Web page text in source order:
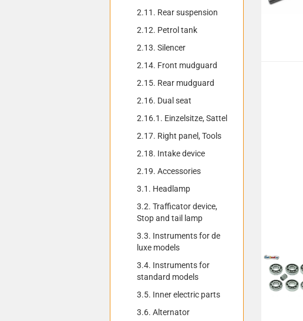
2.11. Rear suspension
2.12. Petrol tank
2.13. Silencer
2.14. Front mudguard
2.15. Rear mudguard
2.16. Dual seat
2.16.1. Einzelsitze, Sattel
2.17. Right panel, Tools
2.18. Intake device
2.19. Accessories
3.1. Headlamp
3.2. Trafficator device,
Stop and tail lamp
3.3. Instruments for de
luxe models
3.4. Instruments for
standard models
3.5. Inner electric parts
3.6. Alternator